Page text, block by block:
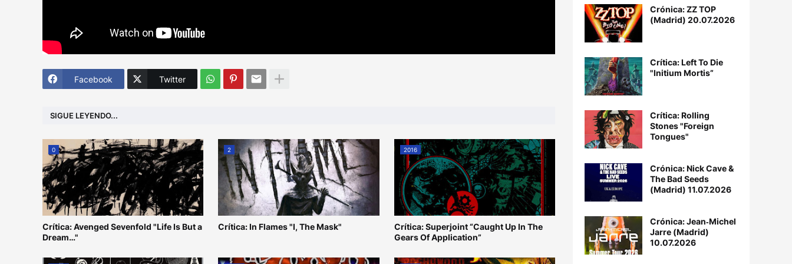
Facebook Twitter
SIGUE LEYENDO...
0
Crítica: Avenged Sevenfold "Life Is But a
Dream…"
2
Crítica: In Flames "I, The Mask"
2016
Crítica: Superjoint “Caught Up In The
Gears Of Application”
Crónica: ZZ TOP
(Madrid) 20.07.2026
Crítica: Left To Die
"Initium Mortis”
Crítica: Rolling
Stones "Foreign
Tongues"
Crónica: Nick Cave &
The Bad Seeds
(Madrid) 11.07.2026
Crónica: Jean‐Michel
Jarre (Madrid)
10.07.2026